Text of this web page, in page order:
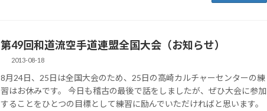
第49回和道流空手道連盟全国大会（お知らせ）
2013-08-18
8月24日、25日は全国大会のため、25日の高崎カルチャーセンターの練
習はお休みです。 今日も稽古の最後で話をしましたが、ぜひ大会に参加
することをひとつの目標として練習に励んでいただければと思います。